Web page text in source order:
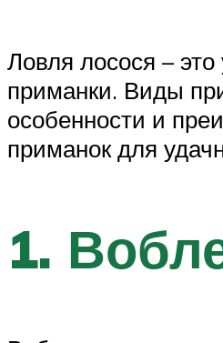
Ловля лосося –
приманки. Виды
особенности и
приманок для
1.